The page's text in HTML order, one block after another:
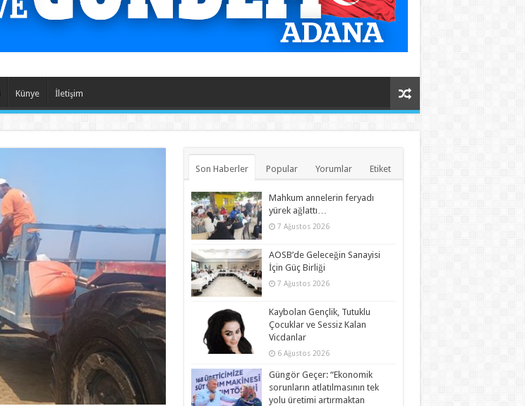
Künye İletişim
Son Haberler Popular Yorumlar Etiket
Mahkum annelerin feryadı
yürek ağlattı…
7 Ağustos 2026
AOSB’de Geleceğin Sanayisi
İçin Güç Birliği
7 Ağustos 2026
Kaybolan Gençlik, Tutuklu
Çocuklar ve Sessiz Kalan
Vicdanlar
6 Ağustos 2026
Güngör Geçer: “Ekonomik
sorunların atlatılmasının tek
yolu üretimi artırmaktan